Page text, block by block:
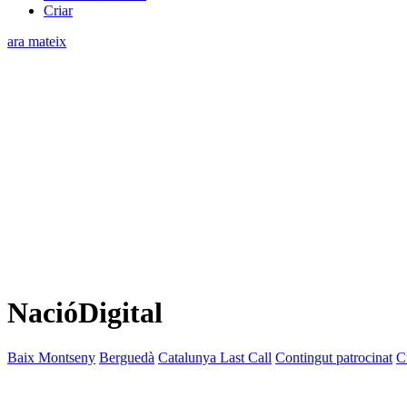
Criar
ara mateix
NacióDigital
Baix Montseny Berguedà Catalunya Last Call Contingut patrocinat